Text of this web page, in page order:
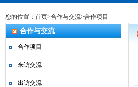
您的位置： 首页>合作与交流>合作项目
合作与交流
合作项目
来访交流
出访交流